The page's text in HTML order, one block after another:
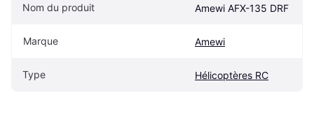
Nom du produit Amewi AFX-135 DRF
Marque Amewi
Type Hélicoptères RC